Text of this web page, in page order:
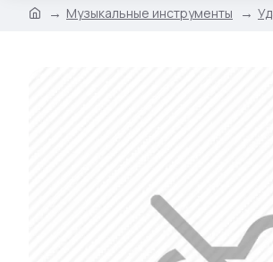
Музыкальные инструменты